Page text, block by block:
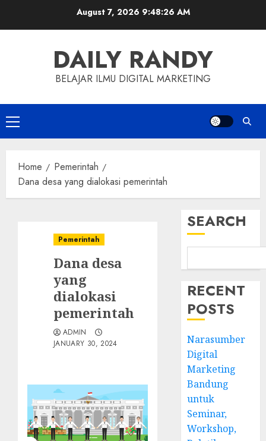
August 7, 2026 9:48:27 AM
DAILY RANDY
BELAJAR ILMU DIGITAL MARKETING
Primary
Menu
Home
Pemerintah
Dana desa yang dialokasi pemerintah
Pemerintah
Dana desa
yang
dialokasi
pemerintah
ADMIN
JANUARY 30, 2024
SEARCH
RECENT
POSTS
Narasumber
Digital
Marketing
Bandung
untuk
Seminar,
Workshop,